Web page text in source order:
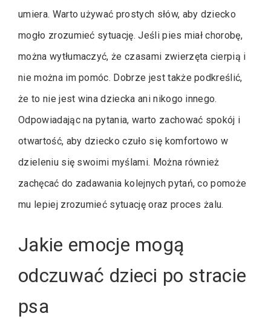
umiera. Warto używać prostych słów, aby dziecko
mogło zrozumieć sytuację. Jeśli pies miał chorobę,
można wytłumaczyć, że czasami zwierzęta cierpią i
nie można im pomóc. Dobrze jest także podkreślić,
że to nie jest wina dziecka ani nikogo innego.
Odpowiadając na pytania, warto zachować spokój i
otwartość, aby dziecko czuło się komfortowo w
dzieleniu się swoimi myślami. Można również
zachęcać do zadawania kolejnych pytań, co pomoże
mu lepiej zrozumieć sytuację oraz proces żalu.
Jakie emocje mogą
odczuwać dzieci po stracie
psa